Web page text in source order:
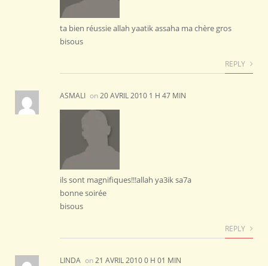
ta bien réussie allah yaatik assaha ma chère gros
bisous
REPLY
ASMALI on20 AVRIL 2010 1 H 47 MIN
ils sont magnifiques!!!allah ya3ik sa7a
bonne soirée
bisous
REPLY
LINDA on21 AVRIL 2010 0 H 01 MIN